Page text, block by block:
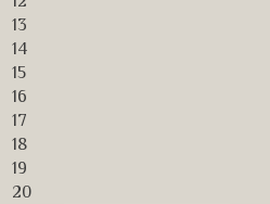
13
14
15
16
17
18
19
20